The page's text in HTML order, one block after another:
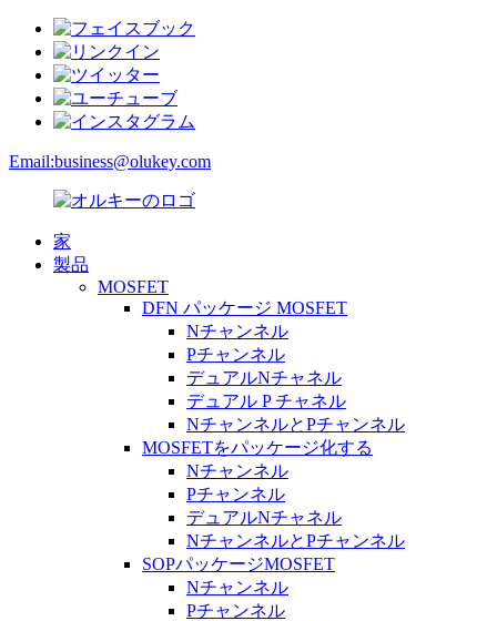
Email:business@olukey.com
家
製品
MOSFET
DFN パッケージ MOSFET
Nチャンネル
Pチャンネル
デュアルNチャネル
デュアル P チャネル
NチャンネルとPチャンネル
MOSFETをパッケージ化する
Nチャンネル
Pチャンネル
デュアルNチャネル
NチャンネルとPチャンネル
SOPパッケージMOSFET
Nチャンネル
Pチャンネル